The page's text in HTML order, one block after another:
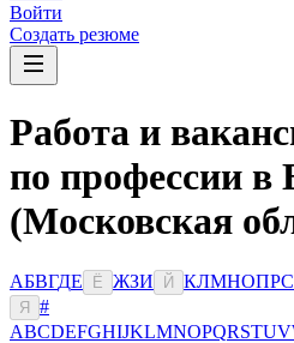
Войти
Создать резюме
Работа и
по профессии в
(Московская
АБВГДЕ Ё ЖЗИ Й КЛМНОПРС
Я
#
ABCDEFGHIJKLMNOPQRSTUV